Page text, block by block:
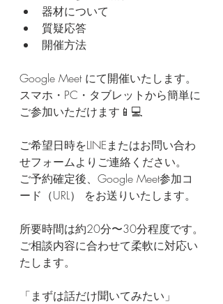
器材について
質疑応答
開催方法
Google Meet にて開催いたします。
スマホ・PC・タブレットから簡単に
ご参加いただけます📱💻
ご希望日時をLINEまたはお問い合わ
せフォームよりご連絡ください。
ご予約確定後、Google Meet参加コ
ード（URL） をお送りいたします。
所要時間は約20分〜30分程度です。
ご相談内容に合わせて柔軟に対応い
たします。
「まずは話だけ聞いてみたい」